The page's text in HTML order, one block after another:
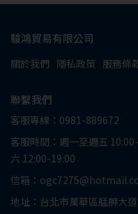
駿鴻貿易有限公司
關於我們 隱私政策 服務條
聯繫我們
客服專線：0981-889672
客服時間：週一至週五
六 12:00-19:00
信箱：
地址：台北市萬華區艋舺大